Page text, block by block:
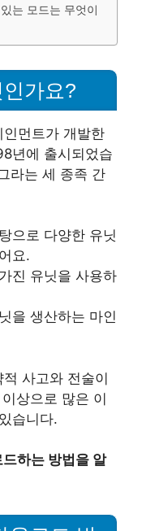
는 모드는 무엇이
가요?
먼트가 개발한
년에 출시되었습
라는 세 종족 간
으로 다양한 유닛
요.
진 유닛을 사용하
을 생산하는 마인
사고와 전술이
상으로 많은 이
습니다.
하는 방법을 알